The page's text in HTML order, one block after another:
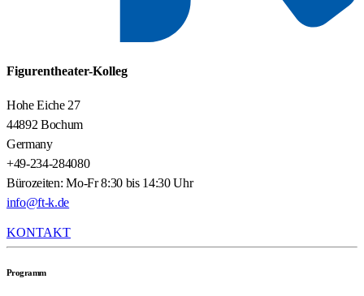
Figurentheater-Kolleg
Hohe Eiche 27
44892 Bochum
Germany
+49-234-284080
Bürozeiten: Mo-Fr 8:30 bis 14:30 Uhr
info@ft-k.de
KONTAKT
Programm